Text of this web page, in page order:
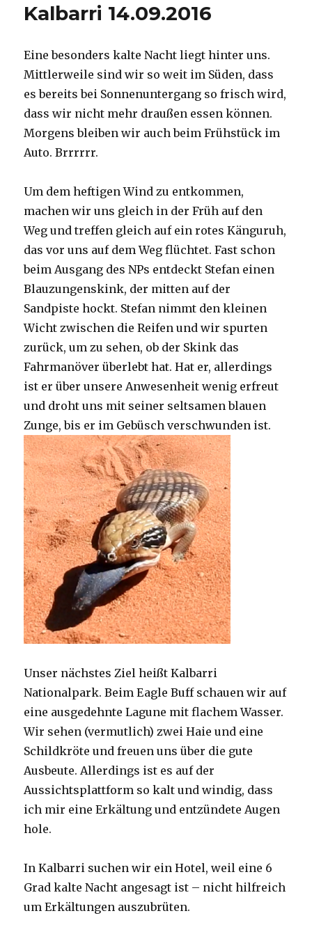
Kalbarri 14.09.2016
Eine besonders kalte Nacht liegt hinter uns.
Mittlerweile sind wir so weit im Süden, dass
es bereits bei Sonnenuntergang so frisch wird,
dass wir nicht mehr draußen essen können.
Morgens bleiben wir auch beim Frühstück im
Auto. Brrrrrr.
Um dem heftigen Wind zu entkommen,
machen wir uns gleich in der Früh auf den
Weg und treffen gleich auf ein rotes Känguruh,
das vor uns auf dem Weg flüchtet. Fast schon
beim Ausgang des NPs entdeckt Stefan einen
Blauzungenskink, der mitten auf der
Sandpiste hockt. Stefan nimmt den kleinen
Wicht zwischen die Reifen und wir spurten
zurück, um zu sehen, ob der Skink das
Fahrmanöver überlebt hat. Hat er, allerdings
ist er über unsere Anwesenheit wenig erfreut
und droht uns mit seiner seltsamen blauen
Zunge, bis er im Gebüsch verschwunden ist.
Unser nächstes Ziel heißt Kalbarri
Nationalpark. Beim Eagle Buff schauen wir auf
eine ausgedehnte Lagune mit flachem Wasser.
Wir sehen (vermutlich) zwei Haie und eine
Schildkröte und freuen uns über die gute
Ausbeute. Allerdings ist es auf der
Aussichtsplattform so kalt und windig, dass
ich mir eine Erkältung und entzündete Augen
hole.
In Kalbarri suchen wir ein Hotel, weil eine 6
Grad kalte Nacht angesagt ist – nicht hilfreich
um Erkältungen auszubrüten.